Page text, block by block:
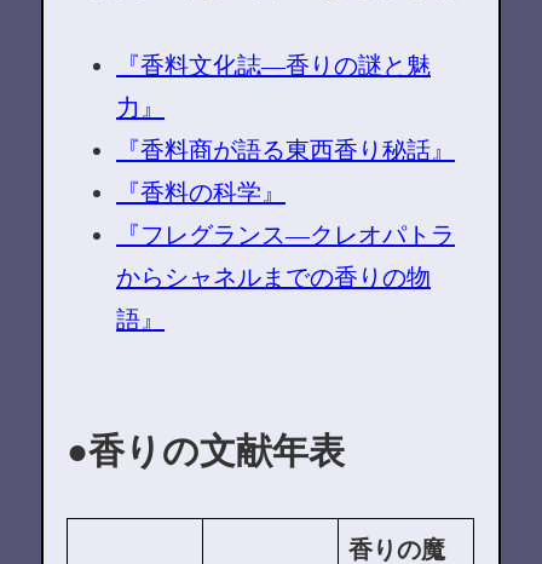
『香料文化誌―香りの謎と魅
力』
『香料商が語る東西香り秘話』
『香料の科学』
『フレグランス―クレオパトラ
からシャネルまでの香りの物
語』
香りの文献年表
香りの魔